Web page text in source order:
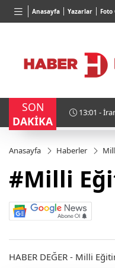
Anasayfa Yazarlar Foto
BGN
27,9743%-0,22
SON
DAKİKA
11:15 -
Anasayfa Haberler
#Milli
HABER DEĞER - Milli